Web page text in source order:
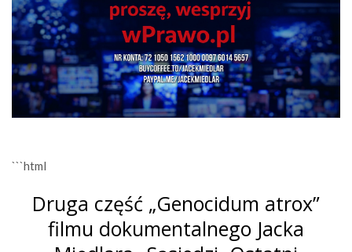
```html
Druga część „Genocidum atrox”
filmu dokumentalnego Jacka